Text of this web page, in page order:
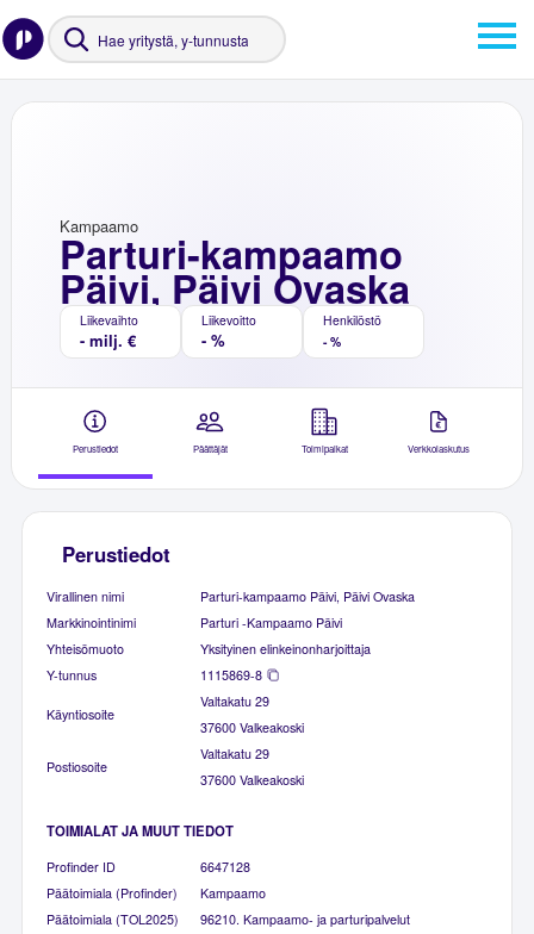
Parturi-kampaamo
Päivi, Päivi Ovaska
Kampaamo
Liikevaihto
- milj. €
Liikevoitto
- %
Henkilöstö
- %
Perustiedot Päättäjät Toimipaikat Verkkolaskutus
Perustiedot
Virallinen nimi
Parturi-kampaamo Päivi, Päivi Ovaska
Markkinointinimi
Parturi -Kampaamo Päivi
Yhteisömuoto
Yksityinen elinkeinonharjoittaja
Y-tunnus
1115869-8
Käyntiosoite
Valtakatu 29
37600 Valkeakoski
Postiosoite
Valtakatu 29
37600 Valkeakoski
TOIMIALAT JA MUUT TIEDOT
Profinder ID
6647128
Päätoimiala (Profinder)
Kampaamo
Päätoimiala (TOL2025)
96210. Kampaamo- ja parturipalvelut